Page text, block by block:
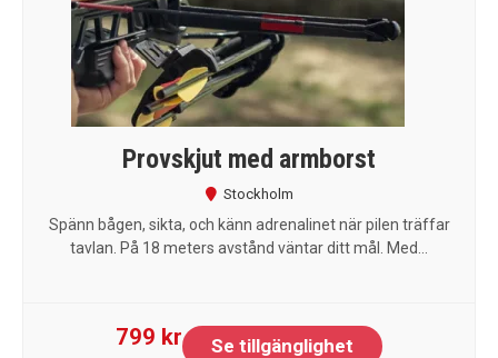
Provskjut med armborst
Stockholm
Spänn bågen, sikta, och känn adrenalinet när pilen träffar
tavlan. På 18 meters avstånd väntar ditt mål. Med...
799 kr Se tillgänglighet